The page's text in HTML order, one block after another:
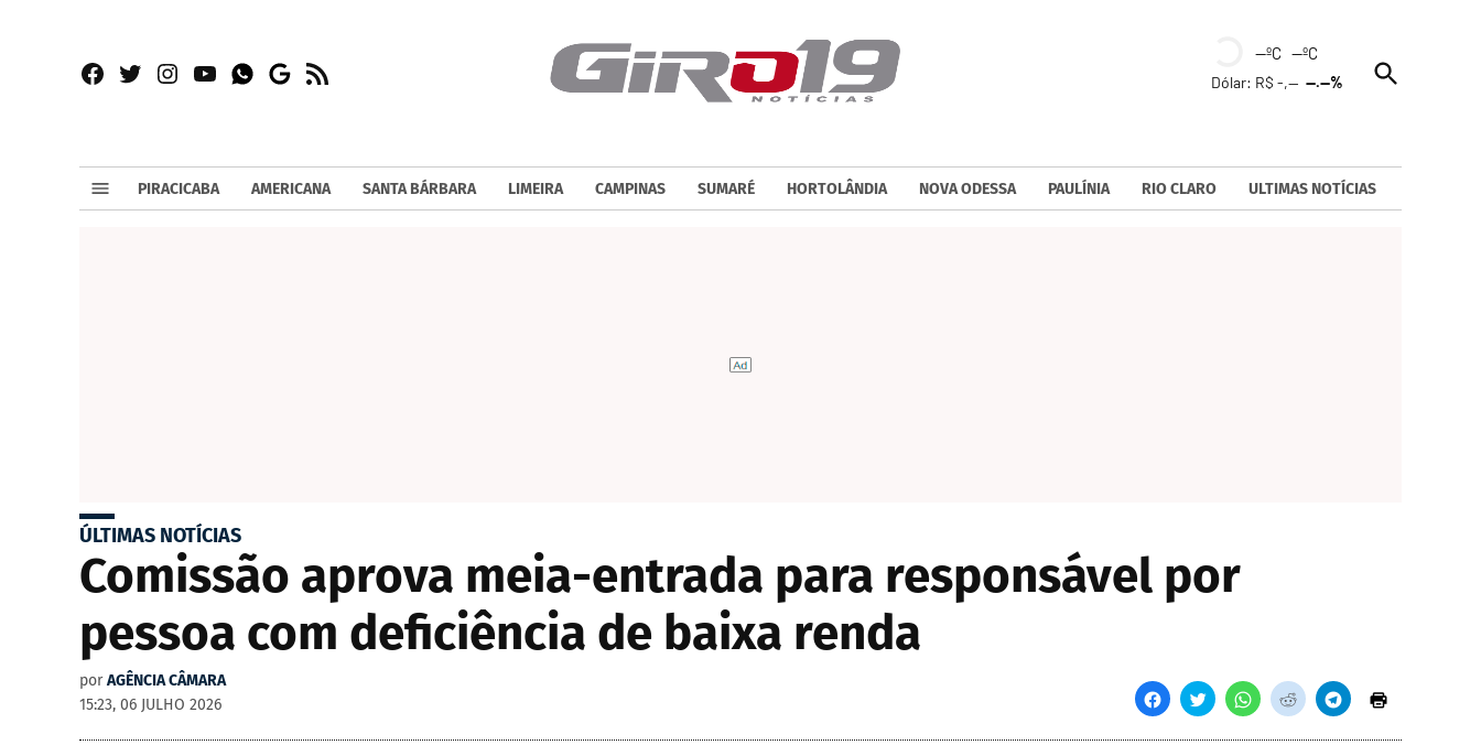
Facebook
TwitterInstagram
YouTubeWhatsapp
Google
RSS
--ºC --ºC
Dólar: R$ -,----.--%
Open
Search
PIRACICABA AMERICANA SANTA BÁRBARA LIMEIRA CAMPINAS SUMARÉ HORTOLÂNDIA NOVA ODESSA PAULÍNIA RIO CLARO ULTIMAS NOTÍCIAS
ÚLTIMAS NOTÍCIAS
Comissão aprova meia-entrada para responsável por
pessoa com deficiência de baixa renda
por AGÊNCIA CÂMARA
15:23, 06 JULHO 2026